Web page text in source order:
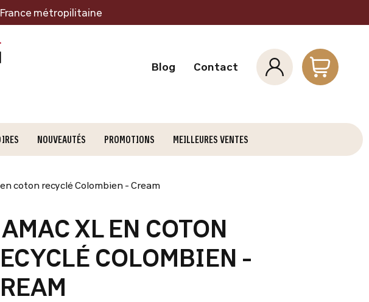
métropilitaine
Blog Contact
NOUVEAUTÉS PROMOTIONS MEILLEURES VENTES
coton recyclé Colombien - Cream
XL EN COTON
COLOMBIEN -